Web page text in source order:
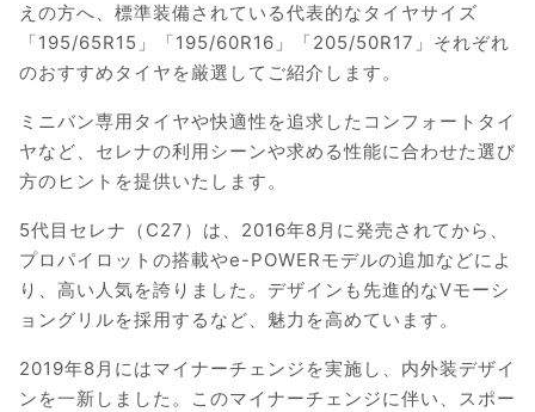
えの方へ、標準装備されている代表的なタイヤサイズ
「195/65R15」「195/60R16」「205/50R17」それぞれ
のおすすめタイヤを厳選してご紹介します。
ミニバン専用タイヤや快適性を追求したコンフォートタイ
ヤなど、セレナの利用シーンや求める性能に合わせた選び
方のヒントを提供いたします。
5代目セレナ（C27）は、2016年8月に発売されてから、
プロパイロットの搭載やe-POWERモデルの追加などによ
り、高い人気を誇りました。デザインも先進的なVモーシ
ョングリルを採用するなど、魅力を高めています。
2019年8月にはマイナーチェンジを実施し、内外装デザイ
ンを一新しました。このマイナーチェンジに伴い、スポー